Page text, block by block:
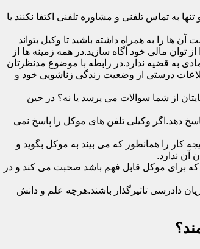
تماس تلفنی و مشاوره تلفنی اکتفا نکنند یا
ها را به همراه داشته باشید تا وکیل بتواند
مالی خود آگاه سازید.در همه زمینه ها از
به قضیه ندارد.در رابطه با موضوع مدنظرتان
درستی از وضعیت زندگی زناشویی خود و
از شما سوالات می پرسد یا نه؟ در حین
پاسخ دهد.اگر وکیلی تلفن های موکل را پاسخ نمی
کار را همانطور که می بیند به موکل بگوید و
آن ندارد.
برای موکل قابل فهم باشد صحبت می کند و در
دادرسی تاثیرگذار باشند.هرچه علم و دانش